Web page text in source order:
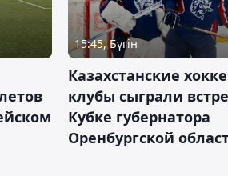
15:45, Бүгін
Казахстанские
клубы сыграли
Кубке губернатора
Оренбургской